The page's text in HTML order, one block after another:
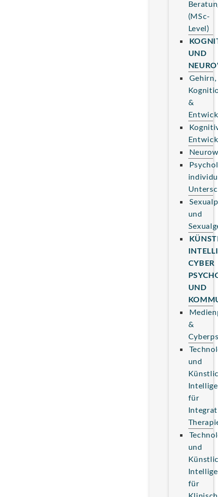
(MSc-
Level)
UND
Gehirn,
&
und
CYBER
UND
&
und
für
und
für